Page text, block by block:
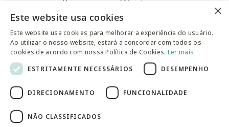
@westwingbr
Somos uma empresa certificada
×
Este website usa cookies
Este website usa cookies para melhorar a experiência do usuário.
Ao utilizar o nosso website, estará a concordar com todos os
cookies de acordo com nossa Política de Cookies. Ler mais
ESTRITAMENTE NECESSÁRIOS
DESEMPENHO
DIRECIONAMENTO FUNCIONALIDADE
NÃO CLASSIFICADOS